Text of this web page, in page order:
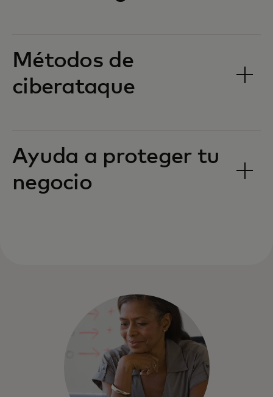
Métodos de
ciberataque
Ayuda a proteger tu
negocio